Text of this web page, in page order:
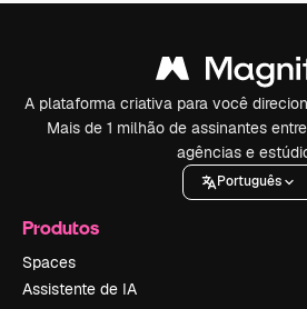
A plataforma criativa para você
Mais de 1 milhão de assinantes
agências e
Português
Produtos
Spaces
Assistente de IA